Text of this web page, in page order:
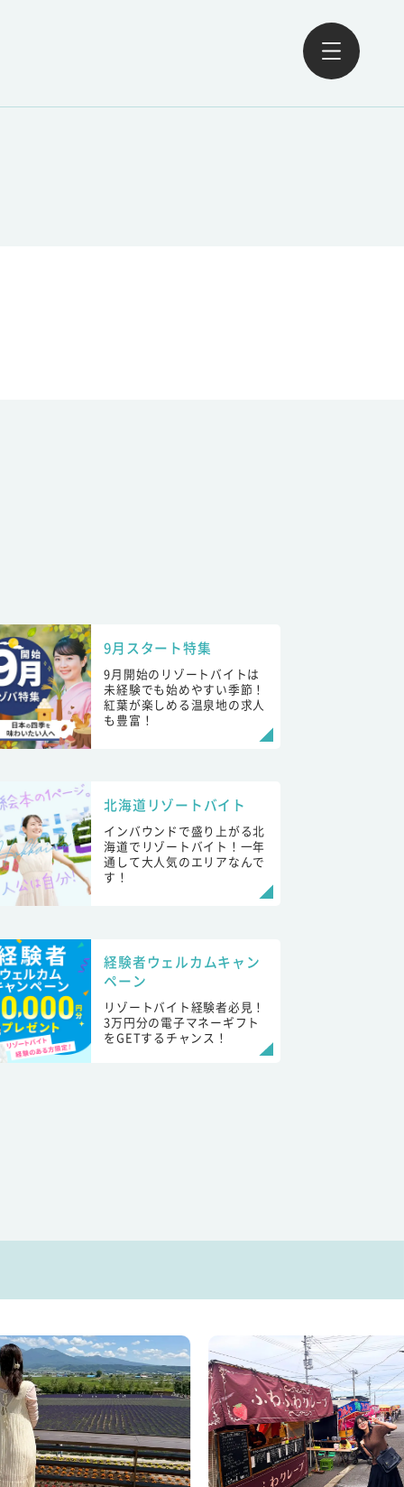
9月スタート特集
9月開始のリゾートバイトは
未経験でも始めやすい季節！
紅葉が楽しめる温泉地の求人
も豊富！
北海道リゾートバイト
インバウンドで盛り上がる北
海道でリゾートバイト！一年
通して大人気のエリアなんで
す！
経験者ウェルカムキャン
ペーン
リゾートバイト経験者必見！
3万円分の電子マネーギフト
をGETするチャンス！